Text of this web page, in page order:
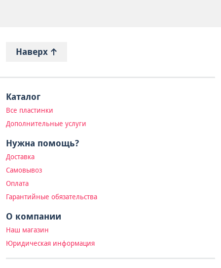
Наверх
Каталог
Все пластинки
Дополнительные услуги
Нужна помощь?
Доставка
Самовывоз
Оплата
Гарантийные обязательства
О компании
Наш магазин
Юридическая информация